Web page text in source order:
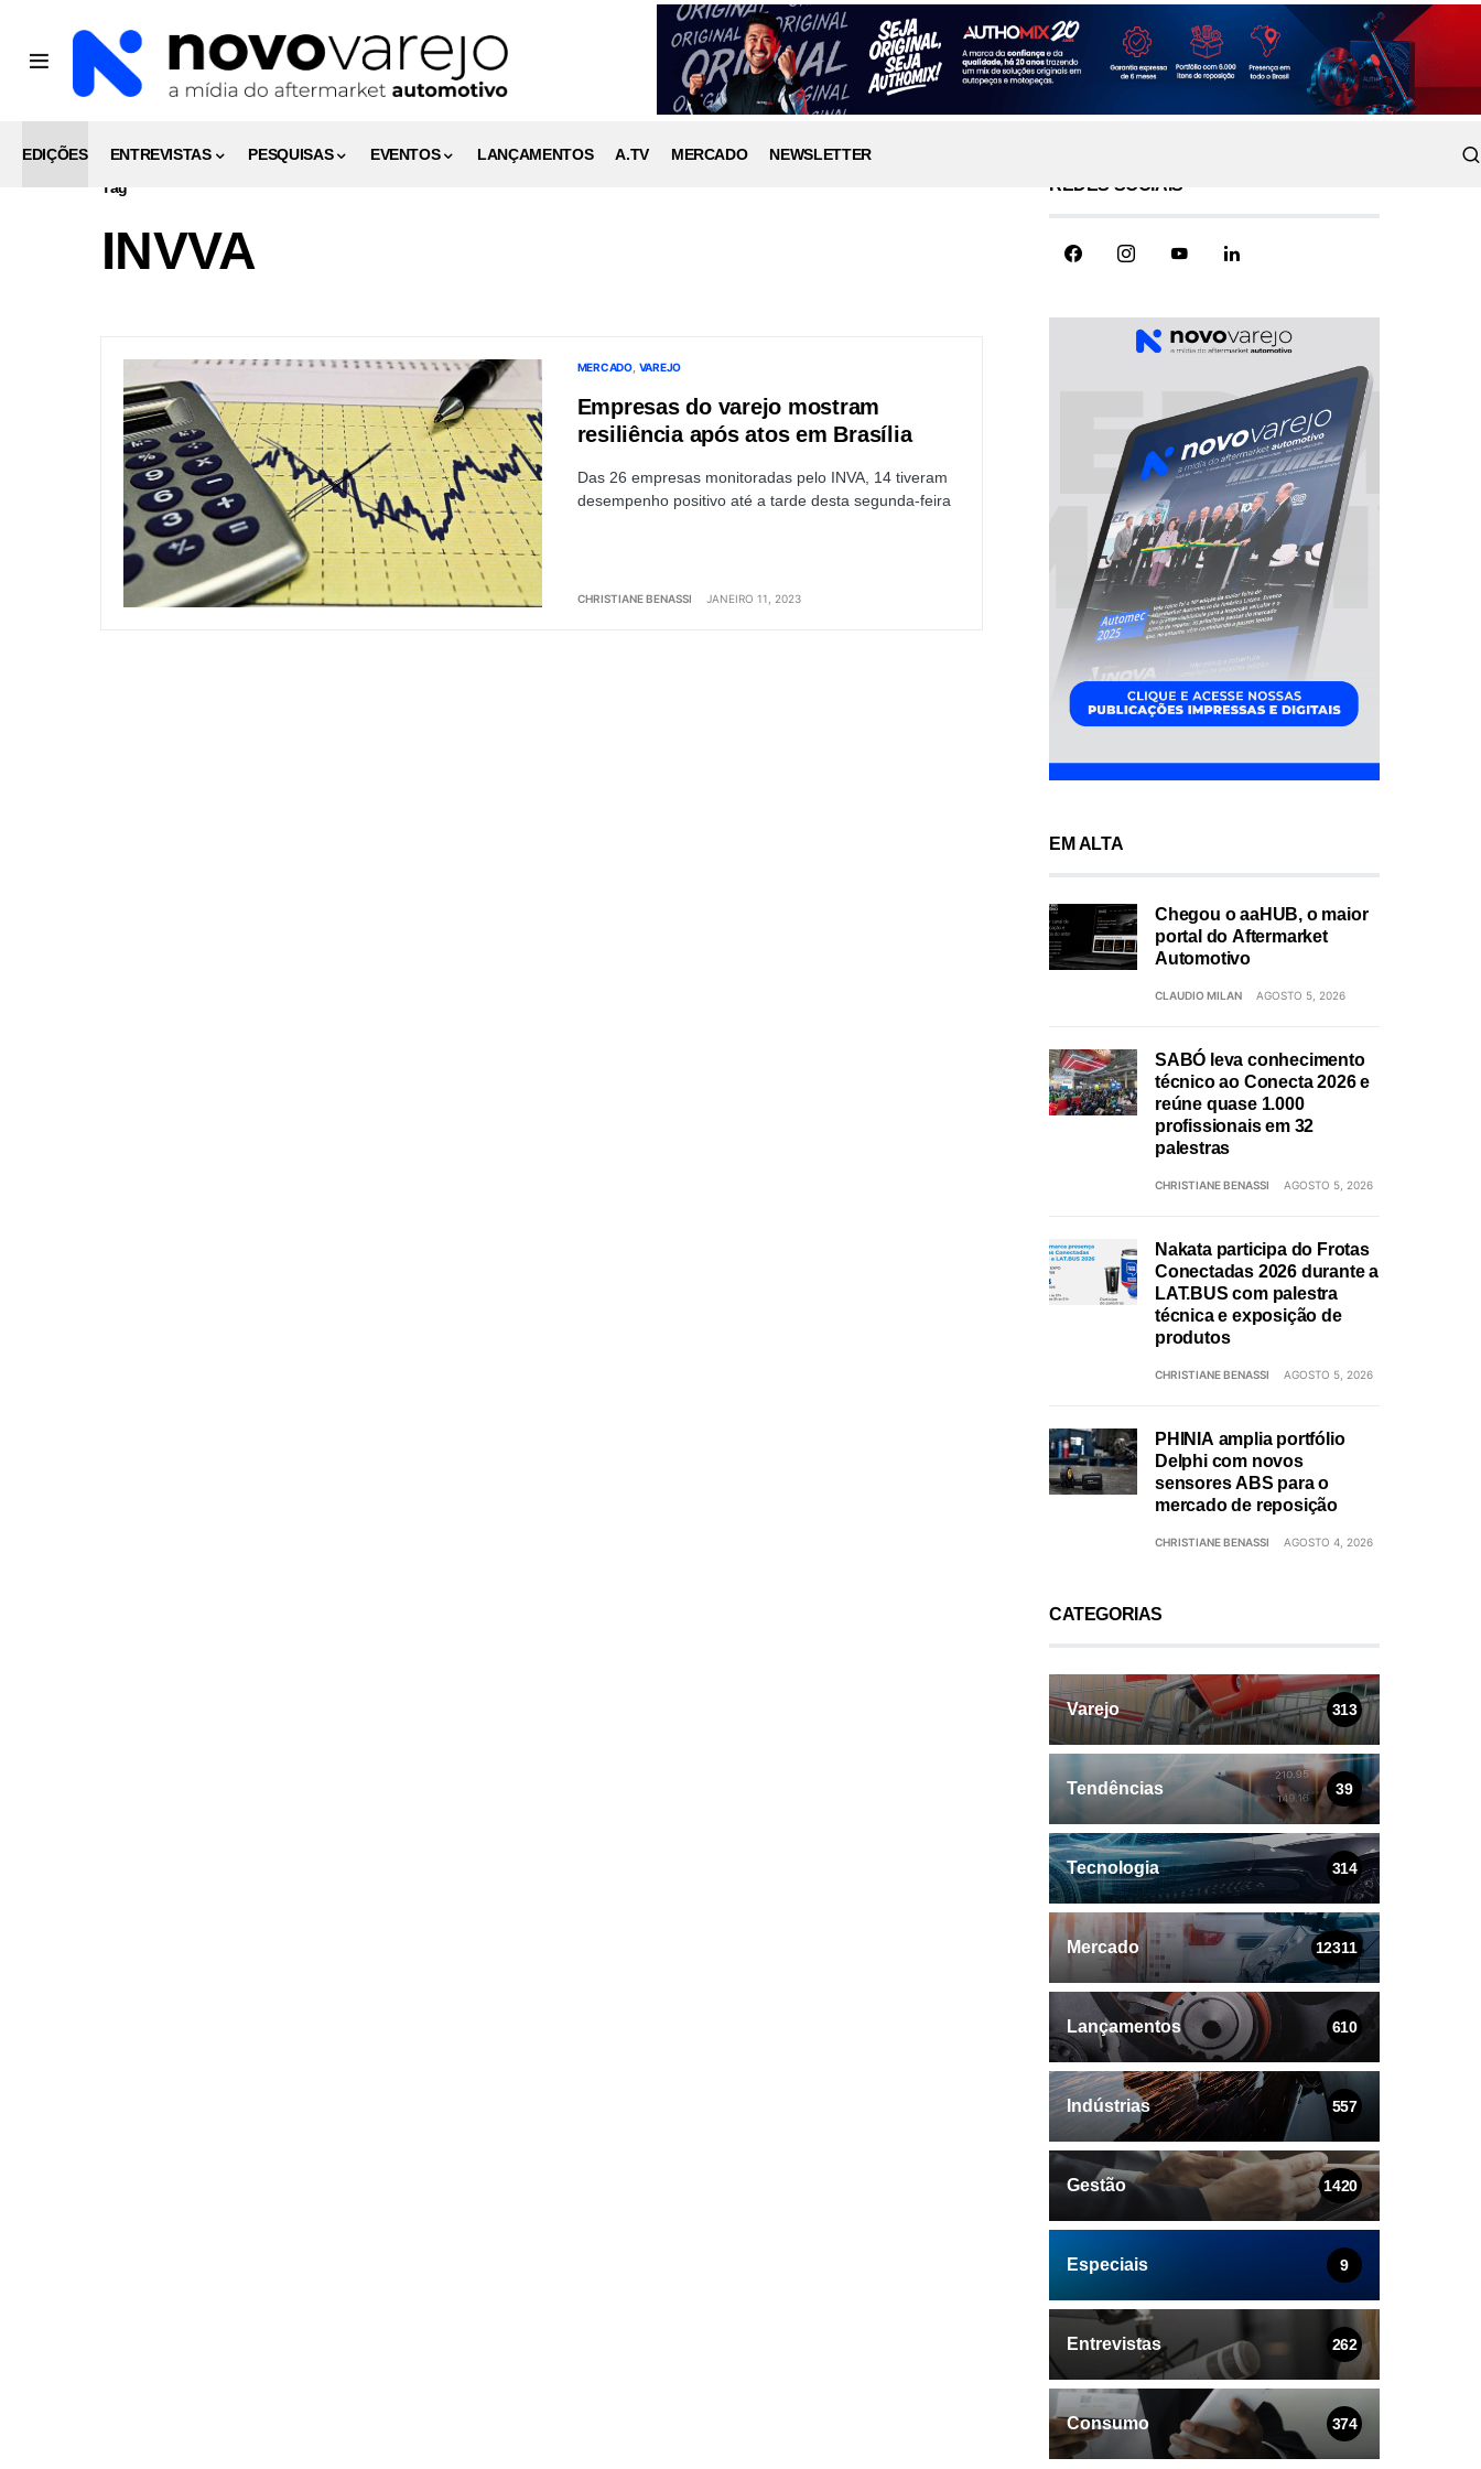
EDIÇÕES ENTREVISTAS PESQUISAS EVENTOS LANÇAMENTOS A.TV MERCADO
NEWSLETTER
Tag
INVVA
MERCADO VAREJO
Empresas do varejo mostram
resiliência após atos em Brasília
Das 26 empresas monitoradas pelo INVA, 14 tiveram
desempenho positivo até a tarde desta segunda-feira
CHRISTIANE BENASSI JANEIRO 11, 2023
REDES SOCIAIS
EM ALTA
Chegou o aaHUB, o maior
portal do Aftermarket
Automotivo
CLAUDIO MILAN AGOSTO 5, 2026
SABÓ leva conhecimento
técnico ao Conecta 2026 e
reúne quase 1.000
profissionais em 32
palestras
CHRISTIANE BENASSI AGOSTO 5, 2026
Nakata participa do Frotas
Conectadas 2026 durante a
LAT.BUS com palestra
técnica e exposição de
produtos
CHRISTIANE BENASSI AGOSTO 5, 2026
PHINIA amplia portfólio
Delphi com novos
sensores ABS para o
mercado de reposição
CHRISTIANE BENASSI AGOSTO 4, 2026
CATEGORIAS
Varejo 313
Tendências 39
Tecnologia 314
Mercado 12311
Lançamentos 610
Indústrias 557
Gestão 1420
Especiais 9
Entrevistas 262
Consumo 374